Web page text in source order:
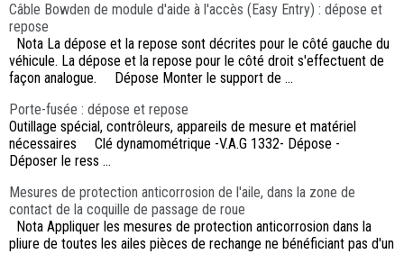
Câble Bowden de module d'aide à l'accès (Easy Entry) : dépose et
repose
Nota La dépose et la repose sont décrites pour le côté gauche du
véhicule. La dépose et la repose pour le côté droit s'effectuent de
façon analogue. Dépose Monter le support de ...
Porte-fusée : dépose et repose
Outillage spécial, contrôleurs, appareils de mesure et matériel
nécessaires Clé dynamométrique -V.A.G 1332- Dépose -
Déposer le ress ...
Mesures de protection anticorrosion de l'aile, dans la zone de
contact de la coquille de passage de roue
Nota Appliquer les mesures de protection anticorrosion dans la
pliure de toutes les ailes pièces de rechange ne bénéficiant pas d'un